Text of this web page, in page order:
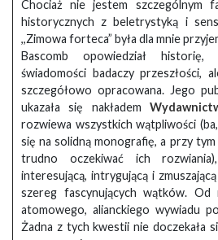
Chociaż nie jestem szczególnym
historycznych z beletrystyką i
,,Zimowa forteca” była dla mnie
Bascomb opowiedział
świadomości badaczy przeszłości,
szczegółowo opracowana. Jego
ukazała się nakładem
rozwiewa wszystkich wątpliwości
się na solidną monografię, a przy
trudno oczekiwać ich
interesującą, intrygującą i
szereg fascynujących wątków. Od
atomowego, alianckiego wywiadu
Żadna z tych kwestii nie doczekała